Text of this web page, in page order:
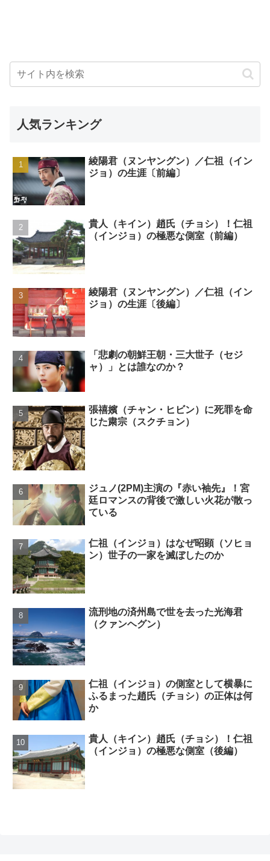
人気ランキング
綾陽君（ヌンヤングン）／仁祖（イン
ジョ）の生涯〔前編〕
貴人（キイン）趙氏（チョシ）！仁祖
（インジョ）の極悪な側室（前編）
綾陽君（ヌンヤングン）／仁祖（イン
ジョ）の生涯〔後編〕
「悲劇の朝鮮王朝・三大世子（セジ
ャ）」とは誰なのか？
張禧嬪（チャン・ヒビン）に死罪を命
じた粛宗（スクチョン）
ジュノ(2PM)主演の『赤い袖先』！宮
廷ロマンスの背後で激しい火花が散っ
ている
仁祖（インジョ）はなぜ昭顕（ソヒョ
ン）世子の一家を滅ぼしたのか
流刑地の済州島で世を去った光海君
（クァンヘグン）
仁祖（インジョ）の側室として横暴に
ふるまった趙氏（チョシ）の正体は何
か
貴人（キイン）趙氏（チョシ）！仁祖
（インジョ）の極悪な側室（後編）